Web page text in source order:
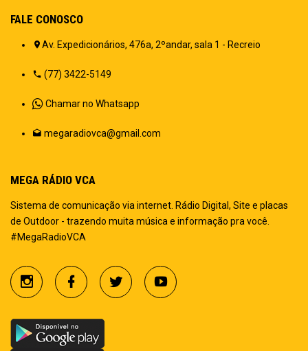
FALE CONOSCO
Av. Expedicionários, 476a, 2ºandar, sala 1 - Recreio
(77) 3422-5149
Chamar no Whatsapp
megaradiovca@gmail.com
MEGA RÁDIO VCA
Sistema de comunicação via internet. Rádio Digital, Site e placas
de Outdoor - trazendo muita música e informação pra você.
#MegaRadioVCA